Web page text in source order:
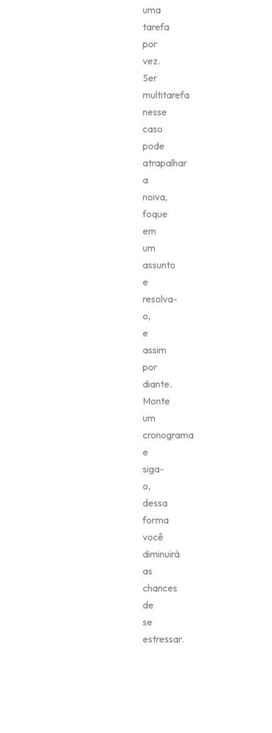
uma
tarefa
por
vez.
Ser
multitarefa
nesse
caso
pode
atrapalhar
a
noiva,
foque
em
um
assunto
e
resolva-
o,
e
assim
por
diante.
Monte
um
cronograma
e
siga-
o,
dessa
forma
você
diminuirá
as
chances
de
se
estressar.